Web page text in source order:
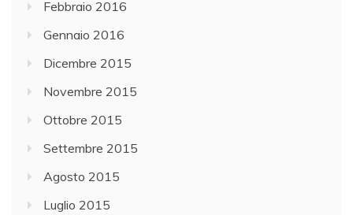
Febbraio 2016
Gennaio 2016
Dicembre 2015
Novembre 2015
Ottobre 2015
Settembre 2015
Agosto 2015
Luglio 2015